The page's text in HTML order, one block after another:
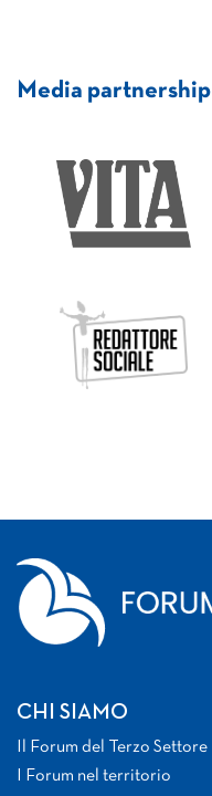
Media partnership
CHI SIAMO
Il Forum del Terzo Settore
I Forum nel territorio